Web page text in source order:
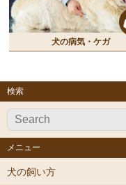
犬の病気・ケガ
検索
メニュー
犬の飼い方